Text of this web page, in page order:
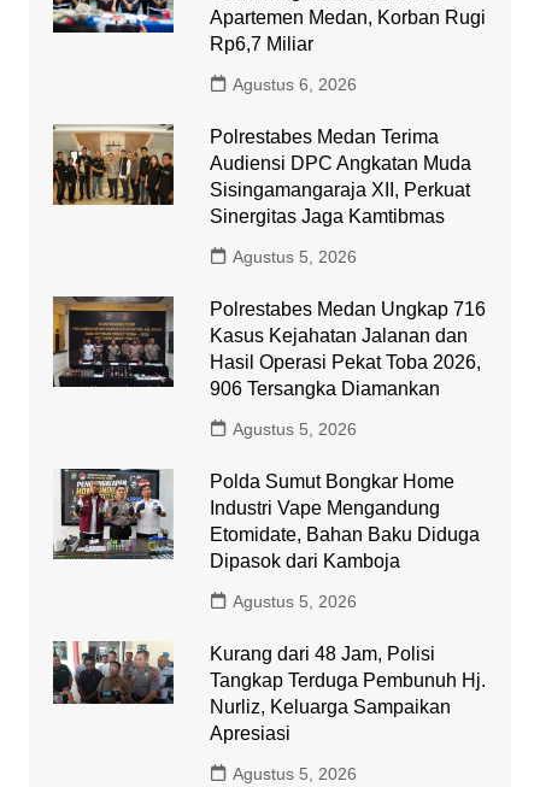
Apartemen Medan, Korban Rugi
Rp6,7 Miliar
Agustus 6, 2026
Polrestabes Medan Terima
Audiensi DPC Angkatan Muda
Sisingamangaraja XII, Perkuat
Sinergitas Jaga Kamtibmas
Agustus 5, 2026
Polrestabes Medan Ungkap 716
Kasus Kejahatan Jalanan dan
Hasil Operasi Pekat Toba 2026,
906 Tersangka Diamankan
Agustus 5, 2026
Polda Sumut Bongkar Home
Industri Vape Mengandung
Etomidate, Bahan Baku Diduga
Dipasok dari Kamboja
Agustus 5, 2026
Kurang dari 48 Jam, Polisi
Tangkap Terduga Pembunuh Hj.
Nurliz, Keluarga Sampaikan
Apresiasi
Agustus 5, 2026